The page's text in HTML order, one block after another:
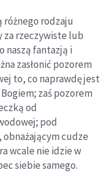
różnego rodzaju
za rzeczywiste lub
naszą fantazją i
zasłonić pozorem
to, co naprawdę jest
zaś pozorem
od
pod
cudze
wcale nie idzie w
siebie samego.